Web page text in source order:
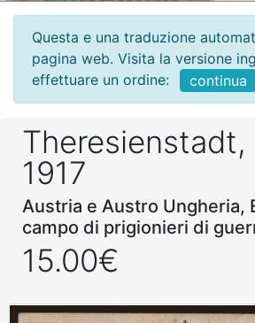
Questa e una traduzione
pagina web. Visita la versione
effettuare un ordine:
continua
Theresienstadt,
1917
Austria e Austro Ungheria,
campo di prigionieri di
15.00€